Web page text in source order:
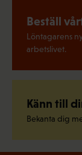
Beställ
Löntagarens
arbetslivet.
Känn till
Bekanta dig